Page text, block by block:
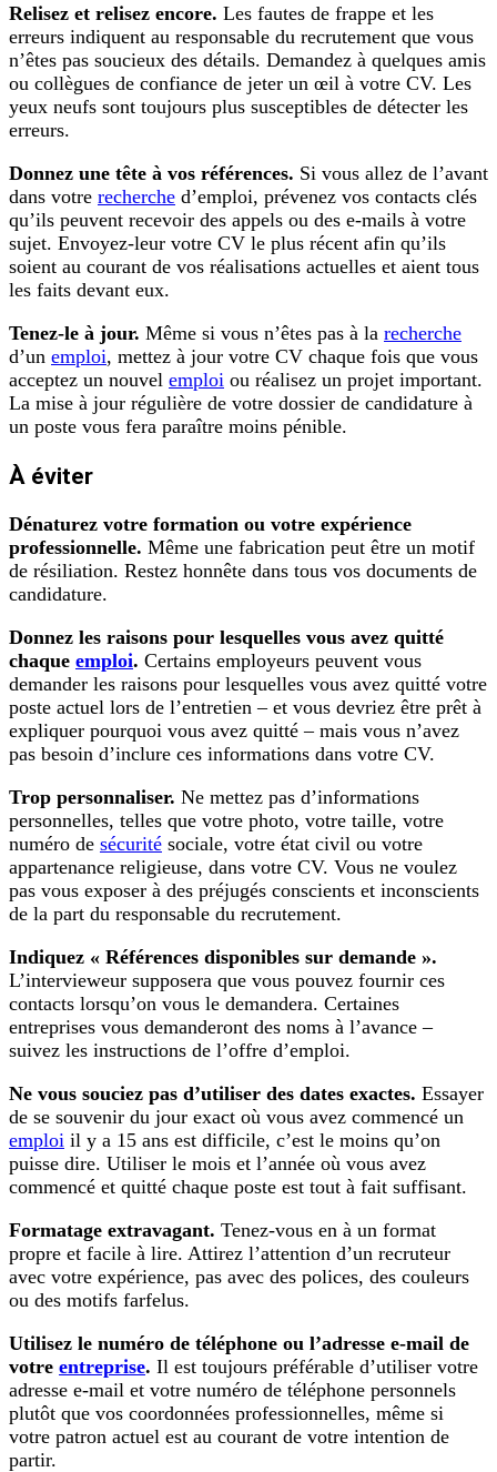
Relisez et relisez encore. Les fautes de frappe et les
erreurs indiquent au responsable du recrutement que vous
n’êtes pas soucieux des détails. Demandez à quelques amis
ou collègues de confiance de jeter un œil à votre CV. Les
yeux neufs sont toujours plus susceptibles de détecter les
erreurs.
Donnez une tête à vos références. Si vous allez de l’avant
dans votre recherche d’emploi, prévenez vos contacts clés
qu’ils peuvent recevoir des appels ou des e-mails à votre
sujet. Envoyez-leur votre CV le plus récent afin qu’ils
soient au courant de vos réalisations actuelles et aient tous
les faits devant eux.
Tenez-le à jour. Même si vous n’êtes pas à la recherche
d’un emploi, mettez à jour votre CV chaque fois que vous
acceptez un nouvel emploi ou réalisez un projet important.
La mise à jour régulière de votre dossier de candidature à
un poste vous fera paraître moins pénible.
À éviter
Dénaturez votre formation ou votre expérience
professionnelle. Même une fabrication peut être un motif
de résiliation. Restez honnête dans tous vos documents de
candidature.
Donnez les raisons pour lesquelles vous avez quitté
chaque emploi. Certains employeurs peuvent vous
demander les raisons pour lesquelles vous avez quitté votre
poste actuel lors de l’entretien – et vous devriez être prêt à
expliquer pourquoi vous avez quitté – mais vous n’avez
pas besoin d’inclure ces informations dans votre CV.
Trop personnaliser. Ne mettez pas d’informations
personnelles, telles que votre photo, votre taille, votre
numéro de sécurité sociale, votre état civil ou votre
appartenance religieuse, dans votre CV. Vous ne voulez
pas vous exposer à des préjugés conscients et inconscients
de la part du responsable du recrutement.
Indiquez « Références disponibles sur demande ».
L’intervieweur supposera que vous pouvez fournir ces
contacts lorsqu’on vous le demandera. Certaines
entreprises vous demanderont des noms à l’avance –
suivez les instructions de l’offre d’emploi.
Ne vous souciez pas d’utiliser des dates exactes. Essayer
de se souvenir du jour exact où vous avez commencé un
emploi il y a 15 ans est difficile, c’est le moins qu’on
puisse dire. Utiliser le mois et l’année où vous avez
commencé et quitté chaque poste est tout à fait suffisant.
Formatage extravagant. Tenez-vous en à un format
propre et facile à lire. Attirez l’attention d’un recruteur
avec votre expérience, pas avec des polices, des couleurs
ou des motifs farfelus.
Utilisez le numéro de téléphone ou l’adresse e-mail de
votre entreprise. Il est toujours préférable d’utiliser votre
adresse e-mail et votre numéro de téléphone personnels
plutôt que vos coordonnées professionnelles, même si
votre patron actuel est au courant de votre intention de
partir.